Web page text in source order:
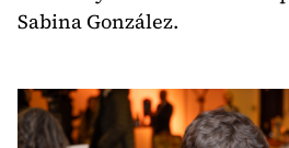
Sabina González.